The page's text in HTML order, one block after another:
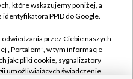
które wskazujemy poniżej, a
PPID do Google.
przez Ciebie naszych
„Portalem”, w tym informacje
jak: pliki cookie, sygnalizatory
umożliwiających świadczenie